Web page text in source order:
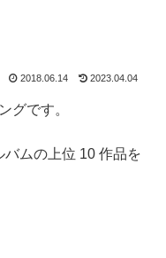
2018.06.14 2023.04.04
グです。
ムの上位 10 作品を